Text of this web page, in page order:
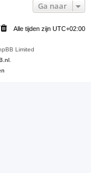
Ga naar
Alle tijden zijn UTC+02:00
Limited